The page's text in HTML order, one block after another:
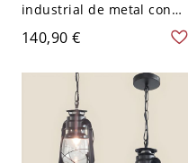
industrial de metal con
pantalla de resina e
instalación con cableado -
110 A 120 V Blanco
140,90 €